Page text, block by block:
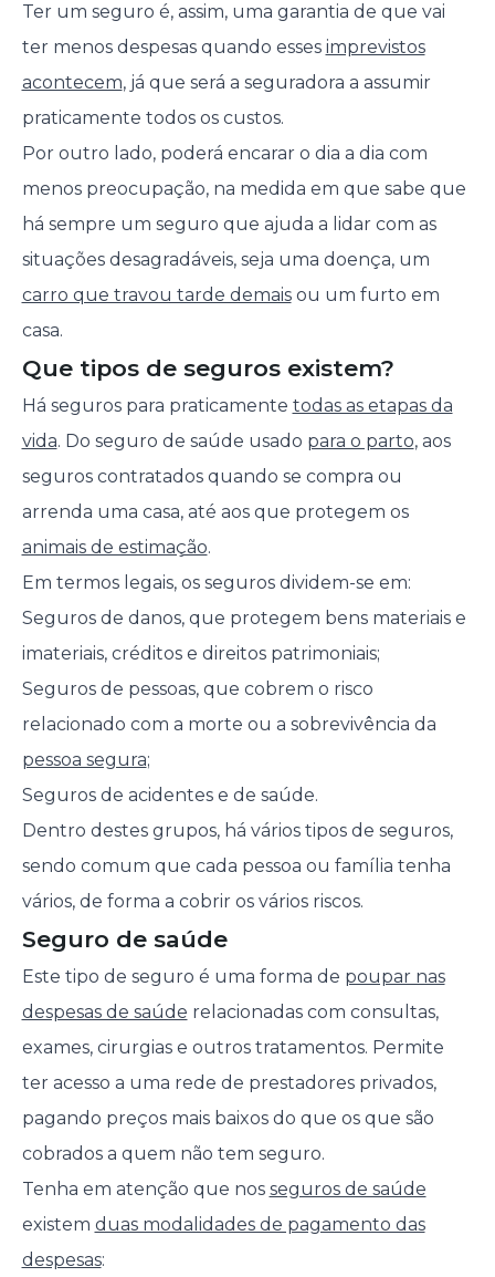
Ter um seguro é, assim, uma garantia de que vai
ter menos despesas quando esses imprevistos
acontecem, já que será a seguradora a assumir
praticamente todos os custos.
Por outro lado, poderá encarar o dia a dia com
menos preocupação, na medida em que sabe que
há sempre um seguro que ajuda a lidar com as
situações desagradáveis, seja uma doença, um
carro que travou tarde demaisou um furto em
casa.
Que tipos de seguros existem?
Há seguros para praticamente todas as etapas da
vida. Do seguro de saúde usado para o parto, aos
seguros contratados quando se compra ou
arrenda uma casa, até aos que protegem os
animais de estimação.
Em termos legais, os seguros dividem-se em:
Seguros de danos, que protegem bens materiais e
imateriais, créditos e direitos patrimoniais;
Seguros de pessoas, que cobrem o risco
relacionado com a morte ou a sobrevivência da
pessoa segura;
Seguros de acidentes e de saúde.
Dentro destes grupos, há vários tipos de seguros,
sendo comum que cada pessoa ou família tenha
vários, de forma a cobrir os vários riscos.
Seguro de saúde
Este tipo de seguro é uma forma de poupar nas
despesas de saúde relacionadas com consultas,
exames, cirurgias e outros tratamentos. Permite
ter acesso a uma rede de prestadores privados,
pagando preços mais baixos do que os que são
cobrados a quem não tem seguro.
Tenha em atenção que nos seguros de saúde
existem duas modalidades de pagamento das
despesas: